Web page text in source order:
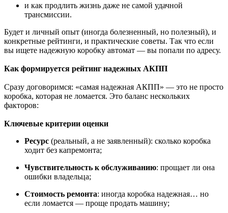
и как продлить жизнь даже не самой удачной
трансмиссии.
Будет и личный опыт (иногда болезненный, но полезный), и
конкретные рейтинги, и практические советы. Так что если
вы ищете надежную коробку автомат — вы попали по адресу.
Как формируется рейтинг надежных АКПП
Сразу договоримся: «самая надежная АКПП» — это не просто
коробка, которая не ломается. Это баланс нескольких
факторов:
Ключевые критерии оценки
Ресурс (реальный, а не заявленный): сколько коробка
ходит без капремонта;
Чувствительность к обслуживанию: прощает ли она
ошибки владельца;
Стоимость ремонта: иногда коробка надежная… но
если ломается — проще продать машину;